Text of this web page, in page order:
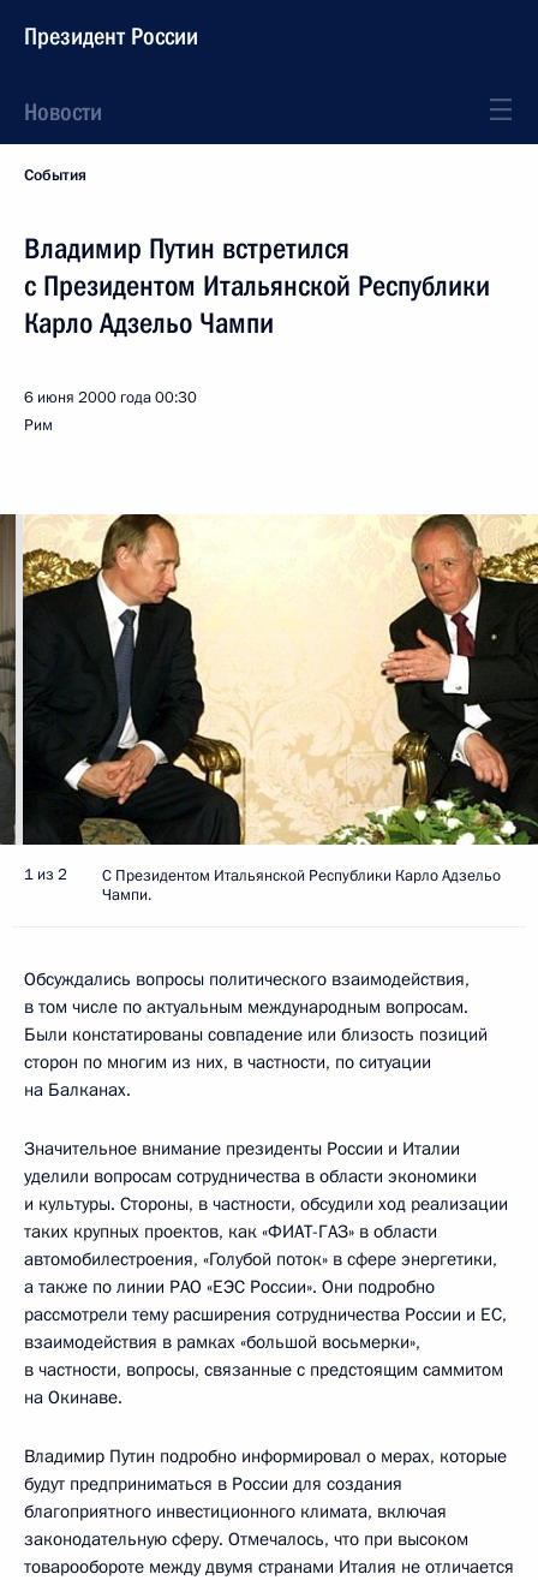
Президент России
Новости
События
Владимир Путин встретился
с Президентом Итальянской Республики
Карло Адзельо Чампи
6 июня 2000 года00:30
Рим
1 из 2
С Президентом Итальянской Республики Карло Адзельо
Чампи.
Обсуждались вопросы политического взаимодействия,
в том числе по актуальным международным вопросам.
Были констатированы совпадение или близость позиций
сторон по многим из них, в частности, по ситуации
на Балканах.
Значительное внимание президенты России и Италии
уделили вопросам сотрудничества в области экономики
и культуры. Стороны, в частности, обсудили ход реализации
таких крупных проектов, как «ФИАТ-ГАЗ» в области
автомобилестроения, «Голубой поток» в сфере энергетики,
а также по линии РАО «ЕЭС России». Они подробно
рассмотрели тему расширения сотрудничества России и ЕС,
взаимодействия в рамках «большой восьмерки»,
в частности, вопросы, связанные с предстоящим саммитом
на Окинаве.
Владимир Путин подробно информировал о мерах, которые
будут предприниматься в России для создания
благоприятного инвестиционного климата, включая
законодательную сферу. Отмечалось, что при высоком
товарообороте между двумя странами Италия не отличается